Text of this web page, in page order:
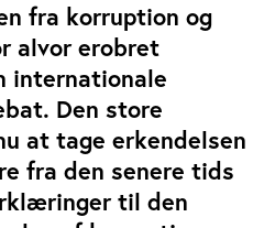
fra korruption og
alvor erobret
internationale
Den store
at tage erkendelsen
fra den senere tids
til den